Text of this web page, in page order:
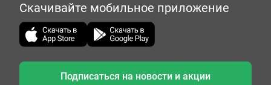
Скачивайте мобильное приложение
Подписаться на новости и акции